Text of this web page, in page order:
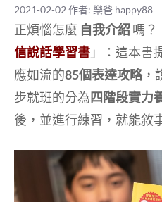
2021-02-02 作者: 樂爸 happy88
正煩惱怎麼 自我介紹嗎？
信說話學習書 」：這本書
應如流的85個表達攻略，
步就班的分為四階段實力
後，並進行練習，就能敘